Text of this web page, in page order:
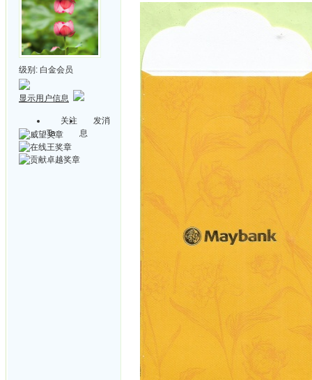
级别: 白金会员
显示用户信息
关注
Ta
发消
息